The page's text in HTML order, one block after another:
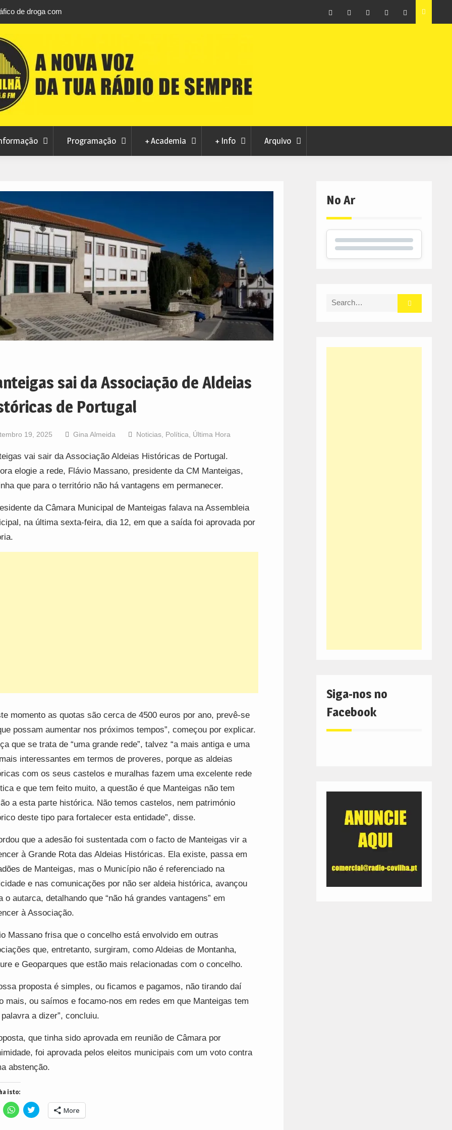
de droga com
fluvial este fim de semana
Município de Belmonte alerta para tentativa de fraude
em nome da autarquia
Programação + Academia + Info Arquivo
sai da Associação de Aldeias
de Portugal
19, 2025 Gina Almeida Noticias, Política, Última Hora
vai sair da Associação Aldeias Históricas de Portugal.
elogie a rede, Flávio Massano, presidente da CM Manteigas,
que para o território não há vantagens em permanecer.
da Câmara Municipal de Manteigas falava na Assembleia
na última sexta-feira, dia 12, em que a saída foi aprovada por
momento as quotas são cerca de 4500 euros por ano, prevê-se
possam aumentar nos próximos tempos”, começou por explicar.
que se trata de “uma grande rede”, talvez “a mais antiga e uma
interessantes em termos de proveres, porque as aldeias
com os seus castelos e muralhas fazem uma excelente rede
e que tem feito muito, a questão é que Manteigas não tem
a esta parte histórica. Não temos castelos, nem património
deste tipo para fortalecer esta entidade”, disse.
que a adesão foi sustentada com o facto de Manteigas vir a
à Grande Rota das Aldeias Históricas. Ela existe, passa em
de Manteigas, mas o Município não é referenciado na
e nas comunicações por não ser aldeia histórica, avançou
o autarca, detalhando que “não há grandes vantagens” em
à Associação.
Massano frisa que o concelho está envolvido em outras
que, entretanto, surgiram, como Aldeias de Montanha,
e Geoparques que estão mais relacionadas com o concelho.
proposta é simples, ou ficamos e pagamos, não tirando daí
mais, ou saímos e focamo-nos em redes em que Manteigas tem
palavra a dizer”, concluiu.
que tinha sido aprovada em reunião de Câmara por
foi aprovada pelos eleitos municipais com um voto contra
abstenção.
isto:
Click
to
Click
to More
No Ar
Search
Siga-nos no
Facebook